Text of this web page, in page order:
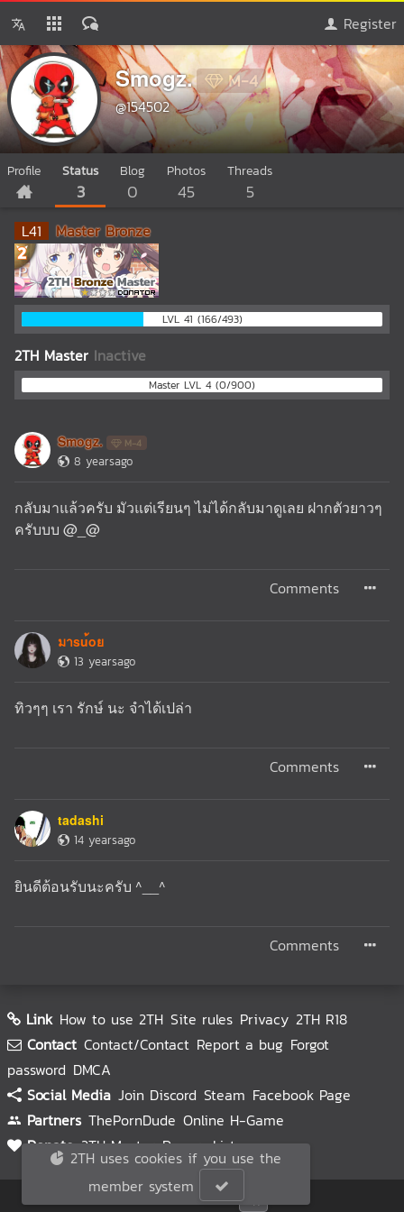
Register
Smogz. M-4
@154502
Profile Status
3
Blog
0
Photos
45
Threads
5
L41 Master Bronze
LVL 41 (166/493)
2TH Master Inactive
Master LVL 4 (0/900)
Smogz. M-4
8 yearsago
กลับมาแล้วครับ มัวแต่เรียนๆ ไม่ได้กลับมาดูเลย ฝากตัวยาวๆ
ครับบบ @_@
Comments
มาsu้oย
13 yearsago
ทิวๆๆ เรา รักษ์ นะ จำได้เปล่า
Comments
tadashi
14 yearsago
ยินดีต้อนรับนะครับ ^__^
Comments
Link How to use 2TH Site rules Privacy 2TH R18
Contact Contact/Contact Report a bug Forgot
password DMCA
Social Media Join Discord Steam Facebook Page
Partners ThePornDude Online H-Game
Donate 2TH Master Donors List
© 2TH 🥚2026
2TH uses cookies if you use the
member system